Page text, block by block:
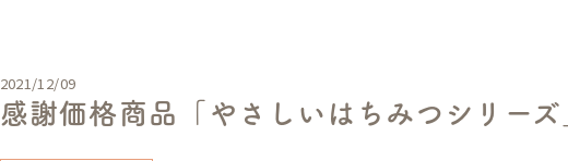
2021/12/09
感謝価格商品「やさしいはちみつシリーズ